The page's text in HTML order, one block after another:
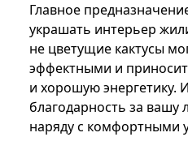
Главное
украшать интерьер
не цветущие кактусы
эффектными и
и хорошую энергетику.
благодарность за вашу
наряду с комфортными